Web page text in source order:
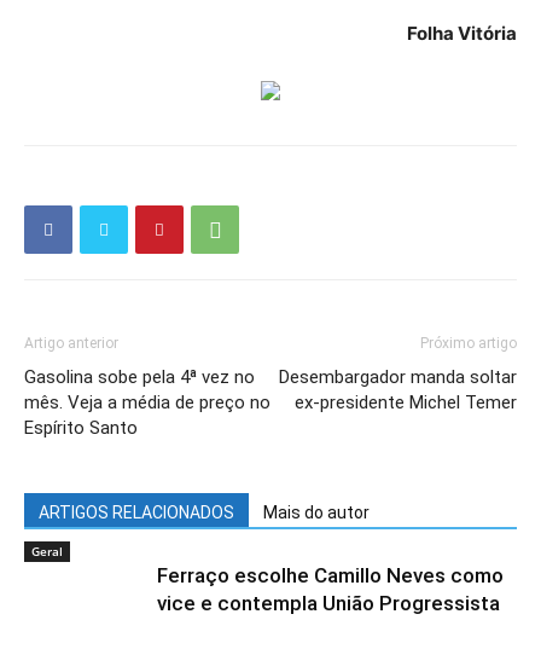
Folha Vitória
Artigo anterior
Gasolina sobe pela 4ª vez no
mês. Veja a média de preço no
Espírito Santo
Próximo artigo
Desembargador manda soltar
ex-presidente Michel Temer
ARTIGOS RELACIONADOS Mais do autor
Geral
Ferraço escolhe Camillo Neves como
vice e contempla União Progressista